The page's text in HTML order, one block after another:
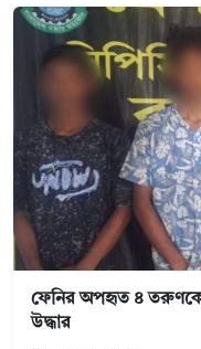
ফেনির অপহৃত ৪ তরুণকে
উদ্ধার